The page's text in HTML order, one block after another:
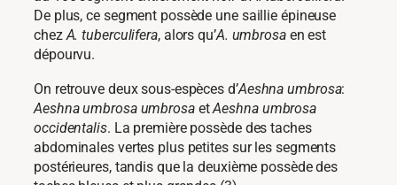
De plus, ce segment possède une saillie épineuse
chezA. tuberculifera, alors qu’A. umbrosaen est
dépourvu.
On retrouve deux sous-espèces d’Aeshna umbrosa:
Aeshna umbrosa umbrosaetAeshna umbrosa
occidentalis. La première possède des taches
abdominales vertes plus petites sur les segments
postérieures, tandis que la deuxième possède des